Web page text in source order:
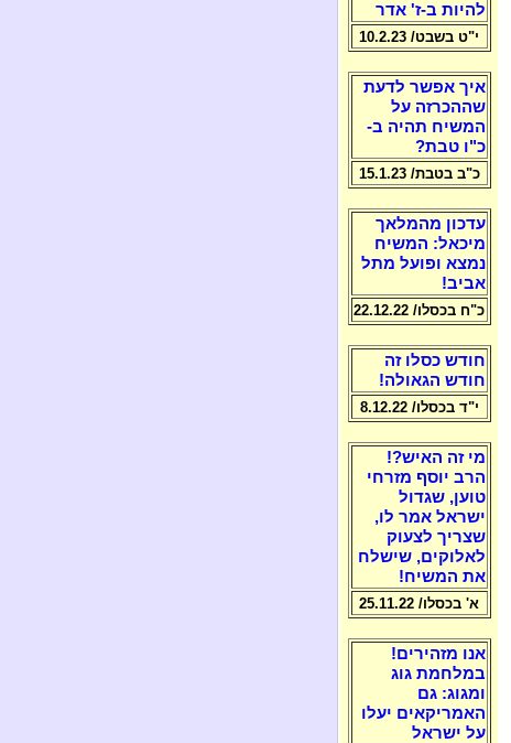
להיות ב-ז' אדר
י"ט בשבט/ 10.2.23
איך אפשר לדעת
שההכרזה על
המשיח תהיה ב-
כ"ו טבת?
כ"ב בטבת/ 15.1.23
עדכון מהמלאך
מיכאל: המשיח
נמצא ופועל מתל
אביב!
כ"ח בכסלו/ 22.12.22
חודש כסלו זה
חודש הגאולה!
י"ד בכסלו/ 8.12.22
מי זה האיש?!
הרב יוסף מזרחי
טוען, שגדול
ישראל אמר לו,
שצריך לצעוק
לאלוקים, שישלח
את המשיח!
א' בכסלו/ 25.11.22
אנו מזהירים!
במלחמת גוג
ומגוג: גם
האמריקאים יעלו
על ישראל